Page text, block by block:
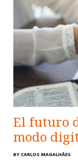
El futuro
modo
BY CARLOS MAGALHÃES